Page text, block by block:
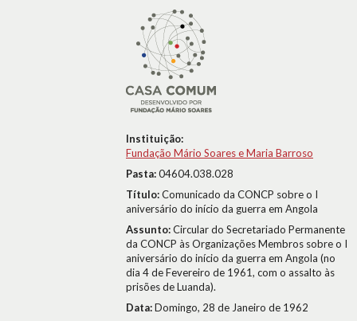
Instituição:
Fundação Mário Soares e Maria Barroso
Pasta:04604.038.028
Título:Comunicado da CONCP sobre o I
aniversário do início da guerra em Angola
Assunto:Circular do Secretariado Permanente
da CONCP às Organizações Membros sobre o I
aniversário do início da guerra em Angola (no
dia 4 de Fevereiro de 1961, com o assalto às
prisões de Luanda).
Data:Domingo, 28 de Janeiro de 1962